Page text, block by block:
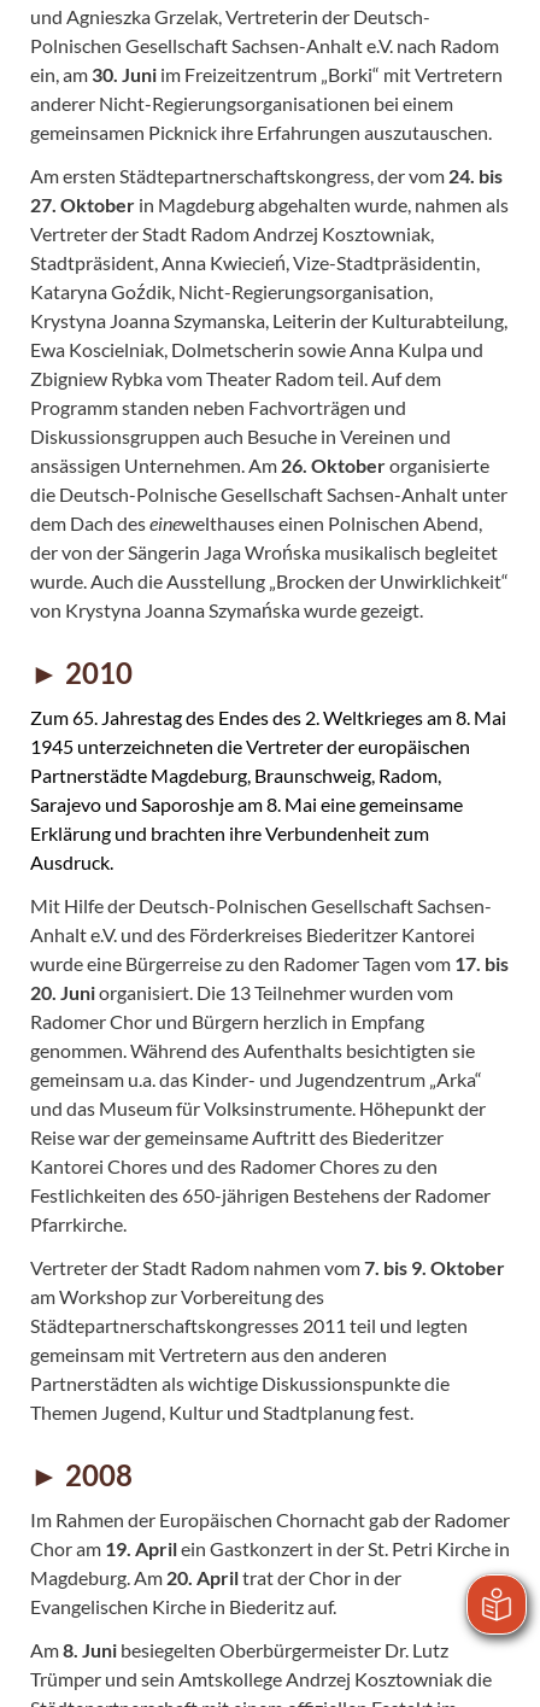
und Agnieszka Grzelak, Vertreterin der Deutsch-
Polnischen Gesellschaft Sachsen-Anhalt e.V. nach Radom
ein, am 30. Juni im Freizeitzentrum „Borki“ mit Vertretern
anderer Nicht-Regierungsorganisationen bei einem
gemeinsamen Picknick ihre Erfahrungen auszutauschen.
Am ersten Städtepartnerschaftskongress, der vom 24. bis
27. Oktober in Magdeburg abgehalten wurde, nahmen als
Vertreter der Stadt Radom Andrzej Kosztowniak,
Stadtpräsident, Anna Kwiecień, Vize-Stadtpräsidentin,
Kataryna Goźdik, Nicht-Regierungsorganisation,
Krystyna Joanna Szymanska, Leiterin der Kulturabteilung,
Ewa Koscielniak, Dolmetscherin sowie Anna Kulpa und
Zbigniew Rybka vom Theater Radom teil. Auf dem
Programm standen neben Fachvorträgen und
Diskussionsgruppen auch Besuche in Vereinen und
ansässigen Unternehmen. Am 26. Oktoberorganisierte
die Deutsch-Polnische Gesellschaft Sachsen-Anhalt unter
dem Dach deseinewelthauses einen Polnischen Abend,
der von der Sängerin Jaga Wrońska musikalisch begleitet
wurde. Auch die Ausstellung „Brocken der Unwirklichkeit“
von Krystyna Joanna Szymańska wurde gezeigt.
► 2010
Zum 65. Jahrestag des Endes des 2. Weltkrieges am 8. Mai
1945 unterzeichneten die Vertreter der europäischen
Partnerstädte Magdeburg, Braunschweig, Radom,
Sarajevo und Saporoshje am8. Mai eine gemeinsame
Erklärung und brachten ihre Verbundenheit zum
Ausdruck.
Mit Hilfe der Deutsch-Polnischen Gesellschaft Sachsen-
Anhalt e.V. und des Förderkreises Biederitzer Kantorei
wurde eine Bürgerreise zu den Radomer Tagen vom 17. bis
20. Juniorganisiert. Die 13 Teilnehmer wurden vom
Radomer Chor und Bürgern herzlich in Empfang
genommen. Während des Aufenthalts besichtigten sie
gemeinsam u.a. das Kinder- und Jugendzentrum „Arka“
und das Museum für Volksinstrumente. Höhepunkt der
Reise war der gemeinsame Auftritt des Biederitzer
Kantorei Chores und des Radomer Chores zu den
Festlichkeiten des 650-jährigen Bestehens der Radomer
Pfarrkirche.
Vertreter der Stadt Radom nahmen vom7. bis 9. Oktober
am Workshop zur Vorbereitung des
Städtepartnerschaftskongresses 2011 teil und legten
gemeinsam mit Vertretern aus den anderen
Partnerstädten als wichtige Diskussionspunkte die
Themen Jugend, Kultur und Stadtplanung fest.
► 2008
Im Rahmen der Europäischen Chornacht gab der Radomer
Chor am 19. Aprilein Gastkonzert in der St. Petri Kirche in
Magdeburg. Am 20. Apriltrat der Chor in der
Evangelischen Kirche in Biederitz auf.
Am8. Juni besiegelten Oberbürgermeister Dr. Lutz
Trümper und sein Amtskollege Andrzej Kosztowniak die